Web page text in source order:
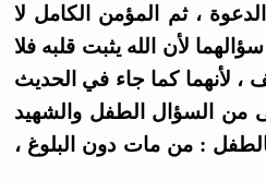
، ثم المؤمن الكامل لا
لأن الله يثبت قلبه فلا
، لأنهما كما جاء في الحديث
من السؤال الطفل والشهيد
بالطفل : من مات دون البلوغ ،